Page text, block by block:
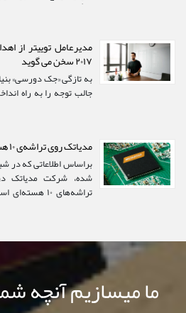
دیگر توسط مدیران
مدیرعامل توییتر از
۲۰۱۷ سخن می گوید
به تازگی «جک دورسی»
مدیاتک روی تراشه‌ی ۱۰ هسته‌ای جدیدی کار می‌کند
شده، شرکت مدیاتک
ما میسازیم آنچه